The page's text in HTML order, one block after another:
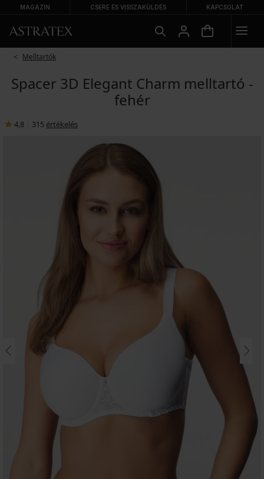
MAGAZIN CSERE ÉS VISSZAKÜLDÉS KAPCSOLAT
Melltartók
Spacer 3D Elegant Charm melltartó -
fehér
4,8 315 értékelés